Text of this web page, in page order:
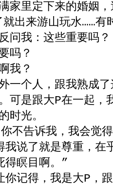
家里定下来的婚姻
就出来游山玩水……有
问我：这些重要吗？
吗？
我？
一个人，跟我熟成
可是跟大P在一起，
时光。
不告诉我，我会觉
我说了就是尊重，在
得瞑目啊。”
你记得，我是大P，